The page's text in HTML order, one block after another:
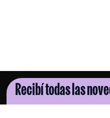
Recibí todas las